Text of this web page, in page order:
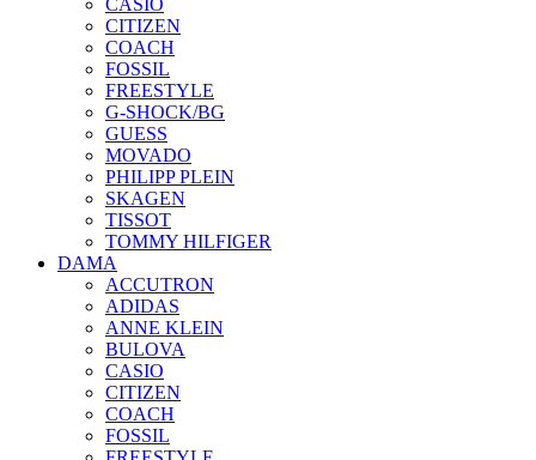
CASIO
CITIZEN
COACH
FOSSIL
FREESTYLE
G-SHOCK/BG
GUESS
MOVADO
PHILIPP PLEIN
SKAGEN
TISSOT
TOMMY HILFIGER
DAMA
ACCUTRON
ADIDAS
ANNE KLEIN
BULOVA
CASIO
CITIZEN
COACH
FOSSIL